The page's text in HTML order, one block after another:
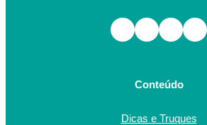
Facebook Instagram TikTok Youtube
Conteúdo
Dicas e Truques